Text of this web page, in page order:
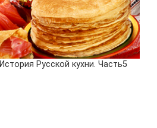
История Русской кухни. Часть5